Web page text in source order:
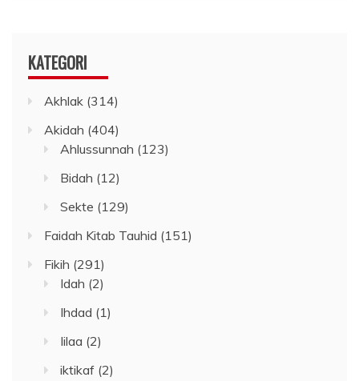
KATEGORI
Akhlak (314)
Akidah (404)
Ahlussunnah (123)
Bidah (12)
Sekte (129)
Faidah Kitab Tauhid (151)
Fikih (291)
Idah (2)
Ihdad (1)
Iilaa (2)
iktikaf (2)